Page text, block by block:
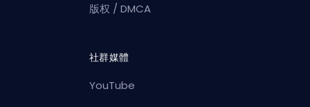
版权 / DMCA
社群媒體
YouTube